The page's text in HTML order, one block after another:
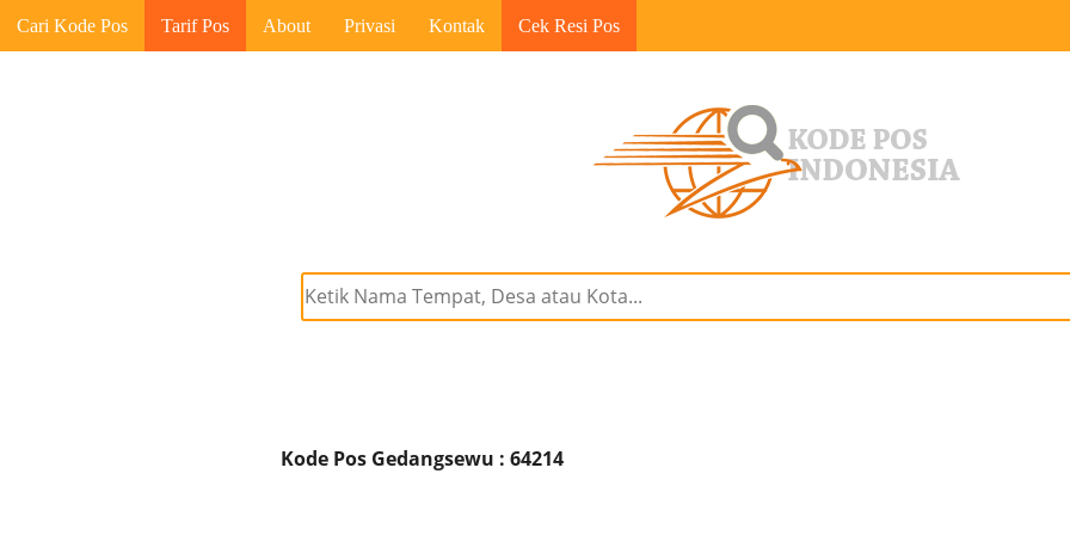
Cari Kode Pos Tarif Pos About Privasi Kontak Cek Resi Pos
Kode Pos Gedangsewu : 64214